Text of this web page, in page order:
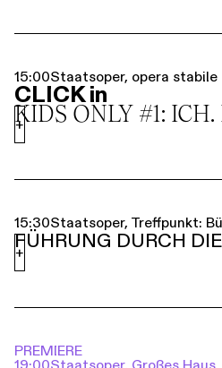
15:00Staatsoper, opera stabile
CLICK in
KIDS ONLY #1:
+
15:30Staatsoper, Treffpunkt:
FÜHRUNG DURCH
+
PREMIERE